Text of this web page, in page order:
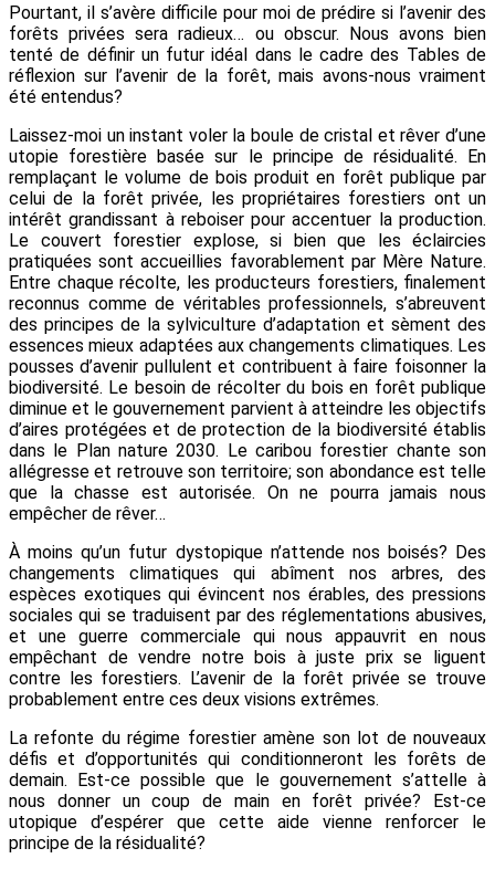
Pourtant, il s’avère difficile pour moi de prédire si l’avenir des
forêts privées sera radieux… ou obscur. Nous avons bien
tenté de définir un futur idéal dans le cadre des Tables de
réflexion sur l’avenir de la forêt, mais avons-nous vraiment
été entendus?
Laissez-moi un instant voler la boule de cristal et rêver d’une
utopie forestière basée sur le principe de résidualité. En
remplaçant le volume de bois produit en forêt publique par
celui de la forêt privée, les propriétaires forestiers ont un
intérêt grandissant à reboiser pour accentuer la production.
Le couvert forestier explose, si bien que les éclaircies
pratiquées sont accueillies favorablement par Mère Nature.
Entre chaque récolte, les producteurs forestiers, finalement
reconnus comme de véritables professionnels, s’abreuvent
des principes de la sylviculture d’adaptation et sèment des
essences mieux adaptées aux changements climatiques. Les
pousses d’avenir pullulent et contribuent à faire foisonner la
biodiversité. Le besoin de récolter du bois en forêt publique
diminue et le gouvernement parvient à atteindre les objectifs
d’aires protégées et de protection de la biodiversité établis
dans le Plan nature 2030. Le caribou forestier chante son
allégresse et retrouve son territoire; son abondance est telle
que la chasse est autorisée. On ne pourra jamais nous
empêcher de rêver…
À moins qu’un futur dystopique n’attende nos boisés? Des
changements climatiques qui abîment nos arbres, des
espèces exotiques qui évincent nos érables, des pressions
sociales qui se traduisent par des réglementations abusives,
et une guerre commerciale qui nous appauvrit en nous
empêchant de vendre notre bois à juste prix se liguent
contre les forestiers. L’avenir de la forêt privée se trouve
probablement entre ces deux visions extrêmes.
La refonte du régime forestier amène son lot de nouveaux
défis et d’opportunités qui conditionneront les forêts de
demain. Est-ce possible que le gouvernement s’attelle à
nous donner un coup de main en forêt privée? Est-ce
utopique d’espérer que cette aide vienne renforcer le
principe de la résidualité?